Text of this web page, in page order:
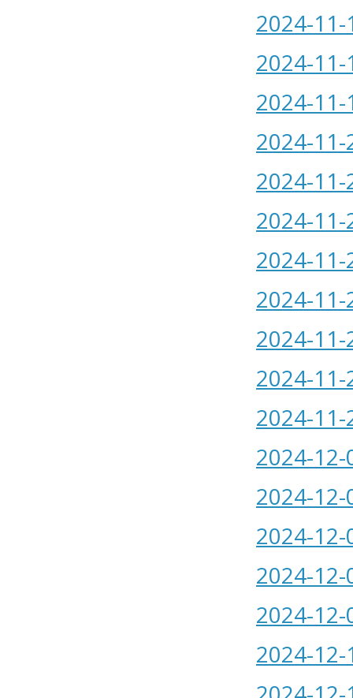
2024-
2024-
2024-
2024-
2024-
2024-
2024-
2024-
2024-
2024-
2024-
2024-
2024-
2024-
2024-
2024-
2024-